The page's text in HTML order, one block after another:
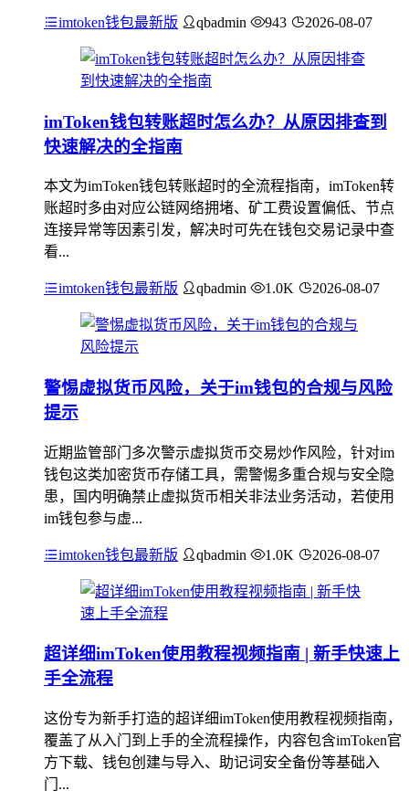
imtoken钱包最新版 qbadmin 943 2026-08-07
imToken钱包转账超时怎么办？从原因排查到
快速解决的全指南
本文为imToken钱包转账超时的全流程指南，imToken转
账超时多由对应公链网络拥堵、矿工费设置偏低、节点
连接异常等因素引发，解决时可先在钱包交易记录中查
看...
imtoken钱包最新版 qbadmin 1.0K 2026-08-07
警惕虚拟货币风险，关于im钱包的合规与风险
提示
近期监管部门多次警示虚拟货币交易炒作风险，针对im
钱包这类加密货币存储工具，需警惕多重合规与安全隐
患，国内明确禁止虚拟货币相关非法业务活动，若使用
im钱包参与虚...
imtoken钱包最新版 qbadmin 1.0K 2026-08-07
超详细imToken使用教程视频指南 | 新手快速上
手全流程
这份专为新手打造的超详细imToken使用教程视频指南，
覆盖了从入门到上手的全流程操作，内容包含imToken官
方下载、钱包创建与导入、助记词安全备份等基础入
门...